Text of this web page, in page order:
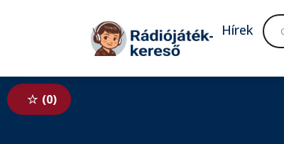
Tovább a tartalomhoz
Hírek
0